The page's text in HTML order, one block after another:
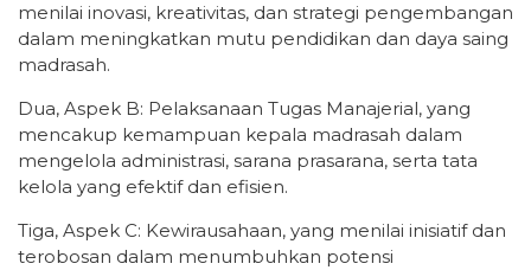
menilai inovasi, kreativitas, dan strategi pengembangan
dalam meningkatkan mutu pendidikan dan daya saing
madrasah.
Dua, Aspek B: Pelaksanaan Tugas Manajerial, yang
mencakup kemampuan kepala madrasah dalam
mengelola administrasi, sarana prasarana, serta tata
kelola yang efektif dan efisien.
Tiga, Aspek C: Kewirausahaan, yang menilai inisiatif dan
terobosan dalam menumbuhkan potensi